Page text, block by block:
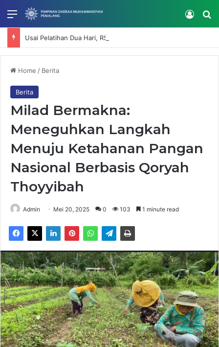
Menu Log In
Home / Berita
Berita
Milad Bermakna:
Meneguhkan Langkah
Menuju Ketahanan Pangan
Nasional Berbasis Qoryah
Thoyyibah
Admin Mei 20, 2025 0 103 1 minute read